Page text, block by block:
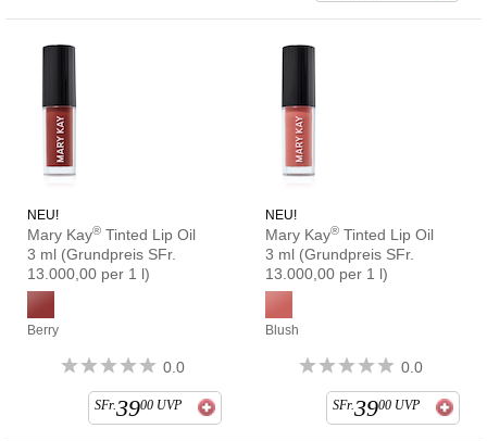
NEU!
Mary Kay® Tinted Lip Oil
3 ml (Grundpreis SFr.
13.000,00 per 1 l)
Berry
0.0
SFr.3900 UVP
NEU!
Mary Kay® Tinted Lip Oil
3 ml (Grundpreis SFr.
13.000,00 per 1 l)
Blush
0.0
SFr.3900 UVP